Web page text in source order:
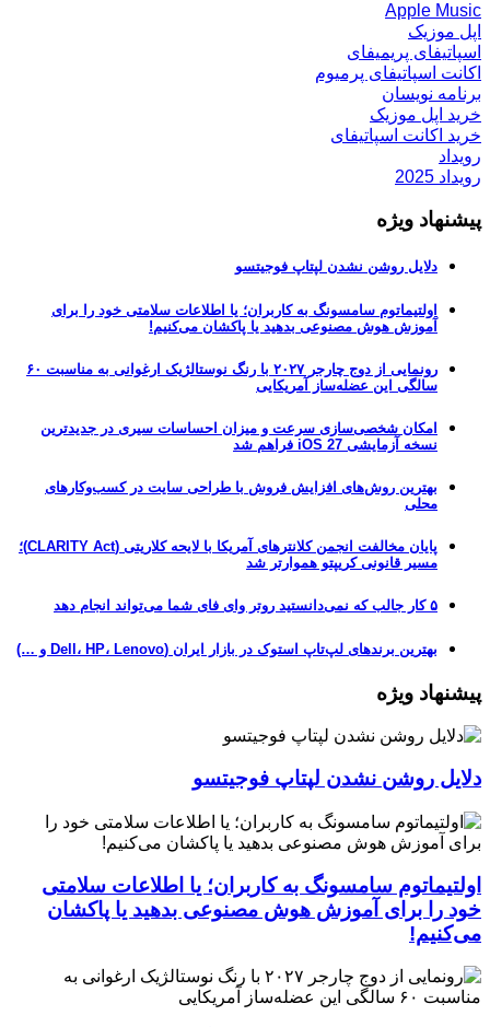
Apple Music
اپل موزیک
اسپاتیفای پریمیفای
اکانت اسپاتیفای پرمیوم
برنامه نویسان
خرید اپل موزیک
خرید اکانت اسپاتیفای
رویداد
رویداد 2025
پیشنهاد ویژه
دلایل روشن نشدن لپتاپ فوجیتسو
اولتیماتوم سامسونگ به کاربران؛ یا اطلاعات سلامتی خود را برای
آموزش هوش مصنوعی بدهید یا پاکشان می‌کنیم!
رونمایی از دوج چارجر ۲۰۲۷ با رنگ نوستالژیک ارغوانی به مناسبت ۶۰
سالگی این عضله‌ساز آمریکایی
امکان شخصی‌سازی سرعت و میزان احساسات سیری در جدیدترین
نسخه آزمایشی iOS 27 فراهم شد
بهترین روش‌های افزایش فروش با طراحی سایت در کسب‌وکارهای
محلی
پایان مخالفت انجمن کلانترهای آمریکا با لایحه کلاریتی (CLARITY Act)؛
مسیر قانونی کریپتو هموارتر شد
۵ کار جالب که نمی‌دانستید روتر وای فای شما می‌تواند انجام دهد
بهترین برندهای لپ‌تاپ استوک در بازار ایران (Dell، HP، Lenovo و …)
پیشنهاد ویژه
دلایل روشن نشدن لپتاپ فوجیتسو
اولتیماتوم سامسونگ به کاربران؛ یا اطلاعات سلامتی
خود را برای آموزش هوش مصنوعی بدهید یا پاکشان
می‌کنیم!